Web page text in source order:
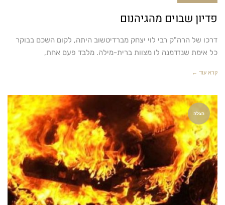
פדיון שבוים מהגיהנום
דרכו של הרה"ק רבי לוי יצחק מברדיטשוב היתה, לקום השכם בבוקר
כל אימת שנזדמנה לו מצוות ברית-מילה. מלבד פעם אחת,
קרא עוד ←
הצלה